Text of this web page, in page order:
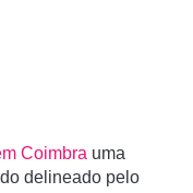
Coimbra uma
delineado pelo